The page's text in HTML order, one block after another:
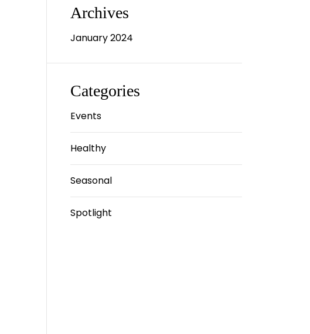
Archives
January 2024
Categories
Events
Healthy
Seasonal
Spotlight